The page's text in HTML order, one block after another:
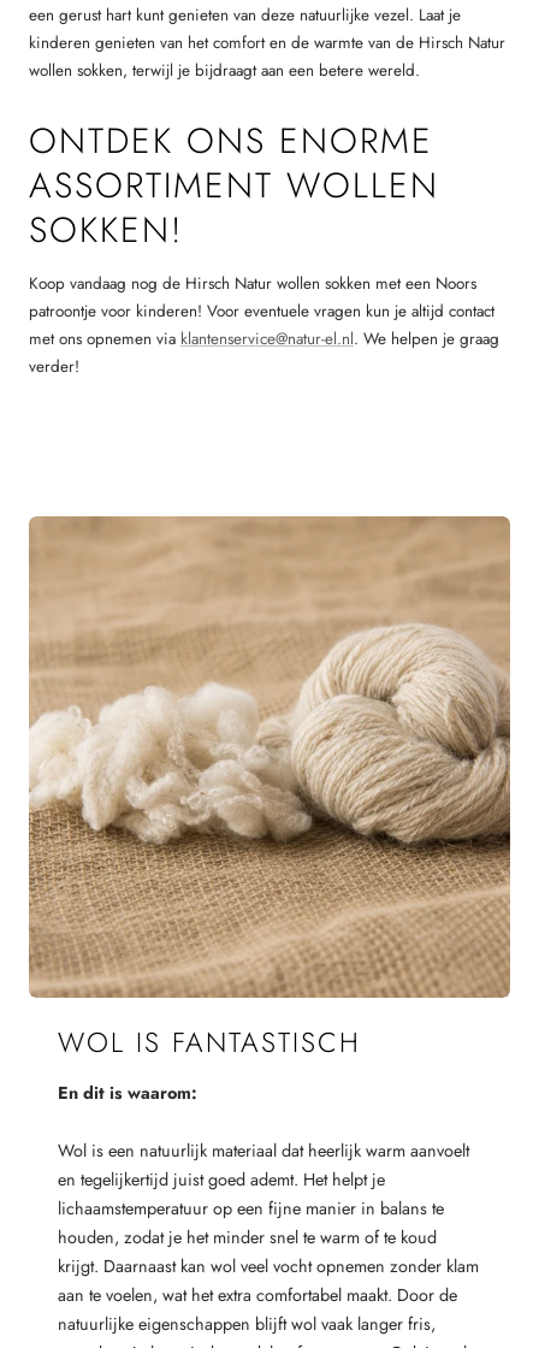
een gerust hart kunt genieten van deze natuurlijke vezel. Laat je
kinderen genieten van het comfort en de warmte van de Hirsch Natur
wollen sokken, terwijl je bijdraagt aan een betere wereld.
ONTDEK ONS ENORME
ASSORTIMENT WOLLEN
SOKKEN!
Koop vandaag nog de Hirsch Natur wollen sokken met een Noors
patroontje voor kinderen! Voor eventuele vragen kun je altijd contact
met ons opnemen via klantenservice@natur-el.nl. We helpen je graag
verder!
WOL IS FANTASTISCH
En dit is waarom:
Wol is een natuurlijk materiaal dat heerlijk warm aanvoelt
en tegelijkertijd juist goed ademt. Het helpt je
lichaamstemperatuur op een fijne manier in balans te
houden, zodat je het minder snel te warm of te koud
krijgt. Daarnaast kan wol veel vocht opnemen zonder klam
aan te voelen, wat het extra comfortabel maakt. Door de
natuurlijke eigenschappen blijft wol vaak langer fris,